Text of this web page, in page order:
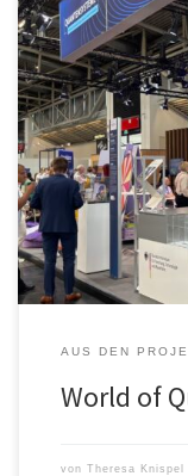
World of Quantum –
Das war die World of
wir haben viele
Besuchergruppen
bekommen. Die
geworden, da der
AUS DEN
World of
von Theresa Knispel